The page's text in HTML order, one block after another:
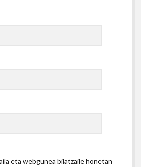
eta webgunea bilatzaile honetan